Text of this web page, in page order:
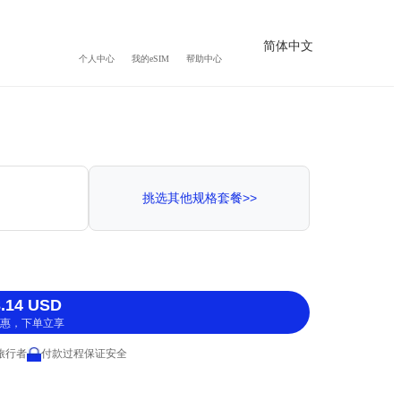
个人中心 我的eSIM 帮助中心
简体中文
挑选其他规格套餐>>
USD
，下单立享
行者 付款过程保证安全